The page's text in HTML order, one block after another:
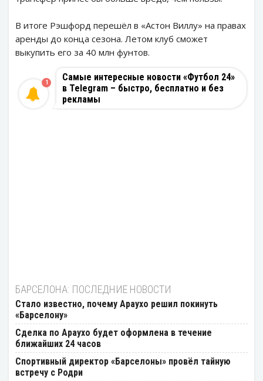
В итоге Рэшфорд перешёл в «Астон Виллу» на правах
аренды до конца сезона. Летом клуб сможет
выкупить его за 40 млн фунтов.
Самые интересные новости «Футбол 24»
в Telegram – быстро, бесплатно и без
рекламы
1
БАРСЕЛОНА: ПОСЛЕДНИЕ НОВОСТИ
Стало известно, почему Араухо решил покинуть
«Барселону»
Сделка по Араухо будет оформлена в течение
ближайших 24 часов
Спортивный директор «Барселоны» провёл тайную
встречу с Родри